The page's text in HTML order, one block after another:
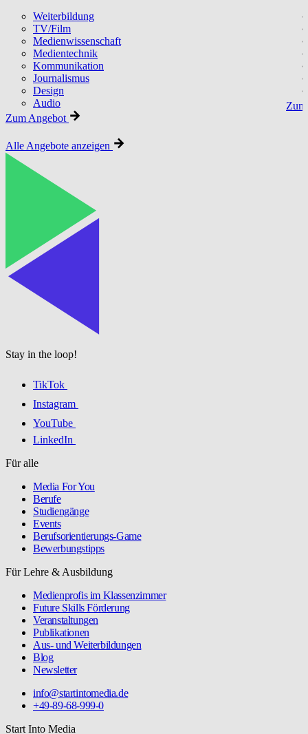
Weiterbildung
TV/Film
Medienwissenschaft
Medientechnik
Kommunikation
Journalismus
Design
Audio
Zum Angebot
Alle Angebote anzeigen
Stay in the loop!
TikTok
Instagram
YouTube
LinkedIn
Für alle
Media For You
Berufe
Studiengänge
Events
Berufsorientierungs-Game
Bewerbungstipps
Für Lehre & Ausbildung
Medienprofis im Klassenzimmer
Future Skills Förderung
Veranstaltungen
Publikationen
Aus- und Weiterbildungen
Blog
Newsletter
info@startintomedia.de
+49-89-68-999-0
Start Into Media